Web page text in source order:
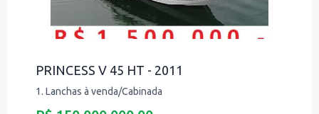
PRINCESS V 45 HT - 2011
1. Lanchas à venda/Cabinada